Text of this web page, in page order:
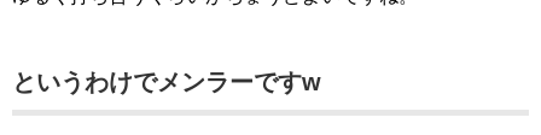
というわけでメンラーですw